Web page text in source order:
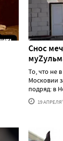
Снос
То, что не
Московии
подряд: в
19